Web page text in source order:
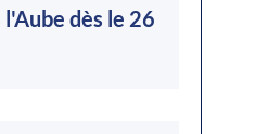
dès le 26